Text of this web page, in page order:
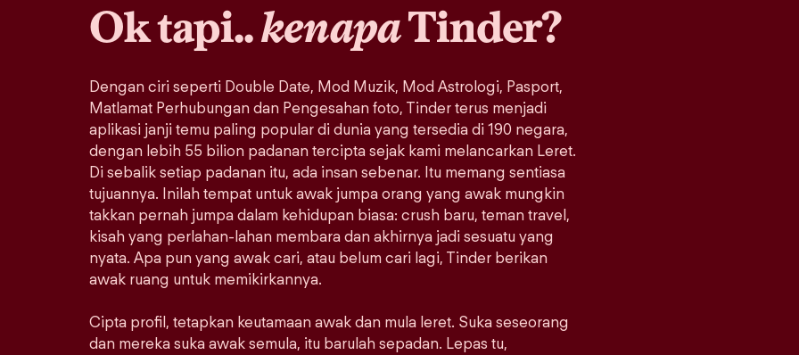
Ok tapi..kenapaTinder?
Dengan ciri seperti Double Date, Mod Muzik, Mod Astrologi, Pasport,
Matlamat Perhubungan dan Pengesahan foto, Tinder terus menjadi
aplikasi janji temu paling popular di dunia yang tersedia di 190 negara,
dengan lebih 55 bilion padanan tercipta sejak kami melancarkan Leret.
Di sebalik setiap padanan itu, ada insan sebenar. Itu memang sentiasa
tujuannya. Inilah tempat untuk awak jumpa orang yang awak mungkin
takkan pernah jumpa dalam kehidupan biasa: crush baru, teman travel,
kisah yang perlahan-lahan membara dan akhirnya jadi sesuatu yang
nyata. Apa pun yang awak cari, atau belum cari lagi, Tinder berikan
awak ruang untuk memikirkannya.
Cipta profil, tetapkan keutamaan awak dan mula leret. Suka seseorang
dan mereka suka awak semula, itu barulah sepadan. Lepas tu,